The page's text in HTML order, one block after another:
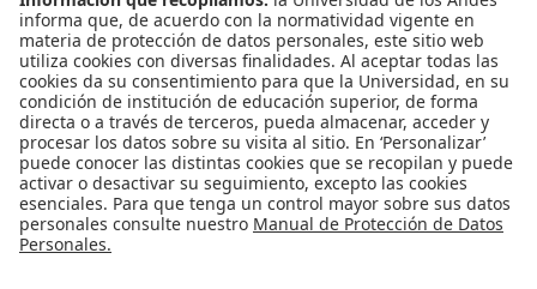
Eventos destacados
Mapa del Sitio
Multimedia
Noticias
Preguntas frecuentes
Póliza estudiantil Uniandina